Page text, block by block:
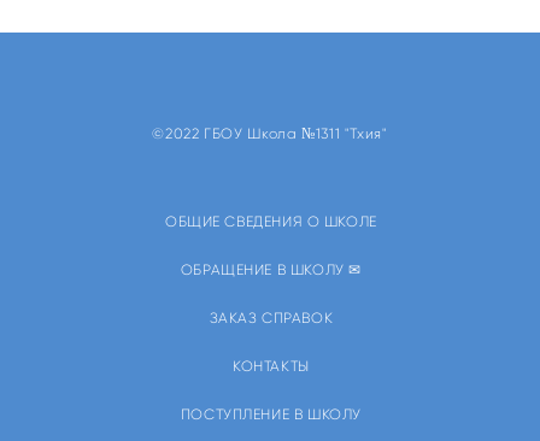
©2022 ГБОУ Школа №1311 "Тхия"
ОБЩИЕ СВЕДЕНИЯ О ШКОЛЕ
ОБРАЩЕНИЕ В ШКОЛУ ✉
ЗАКАЗ СПРАВОК
КОНТАКТЫ
ПОСТУПЛЕНИЕ В ШКОЛУ